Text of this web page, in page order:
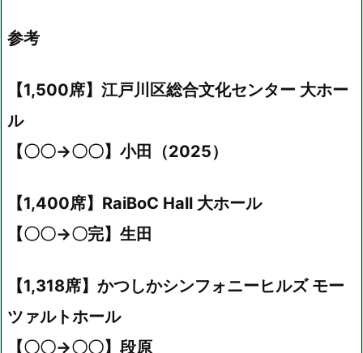
参考
【1,500席】江戸川区総合文化センター 大ホー
ル
【〇〇→〇〇】小田（2025）
【1,400席】RaiBoC Hall 大ホール
【〇〇→〇完】生田
【1,318席】かつしかシンフォニーヒルズ モー
ツァルトホール
【〇〇→〇〇】段原